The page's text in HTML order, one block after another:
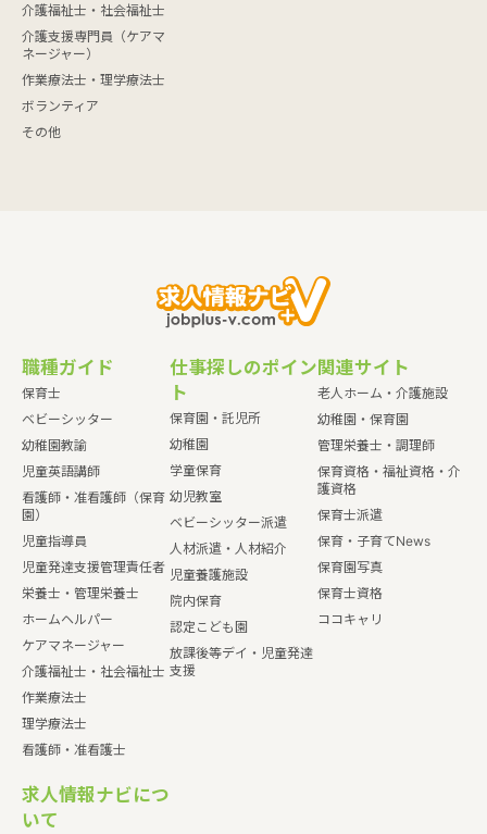
介護福祉士・社会福祉士
介護支援専門員（ケアマ
ネージャー）
作業療法士・理学療法士
ボランティア
その他
職種ガイド
保育士
ベビーシッター
幼稚園教諭
児童英語講師
看護師・准看護師（保育
園）
児童指導員
児童発達支援管理責任者
栄養士・管理栄養士
ホームヘルパー
ケアマネージャー
介護福祉士・社会福祉士
作業療法士
理学療法士
看護師・准看護士
仕事探しのポイン
ト
保育園・託児所
幼稚園
学童保育
幼児教室
ベビーシッター派遣
人材派遣・人材紹介
児童養護施設
院内保育
認定こども園
放課後等デイ・児童発達
支援
関連サイト
老人ホーム・介護施設
幼稚園・保育園
管理栄養士・調理師
保育資格・福祉資格・介
護資格
保育士派遣
保育・子育てNews
保育園写真
保育士資格
ココキャリ
求人情報ナビにつ
いて